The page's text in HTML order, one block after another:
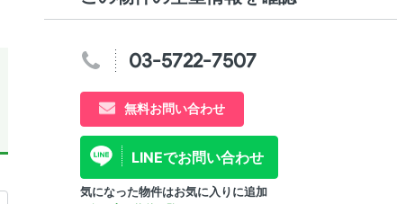
03-5722-7507
無料お問い合わせ
LINEでお問い合わせ
気になった物件はお気に入りに追加